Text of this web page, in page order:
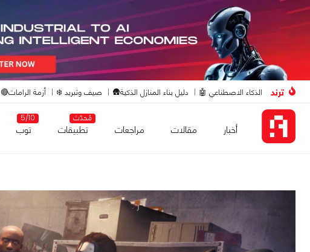
ترند الذكاء الاصطناعي 🤖 دليل بناء المنازل الذكية🛖 صيف وتبريد ❄️ أزمة الرامات🔴
أخبار مقالات مراجعات
مُحدّث
تطبيقات
5/10
توب